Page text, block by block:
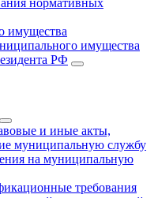
нормативных
имущества
имущества
РФ
и иные акты,
муниципальную службу
на муниципальную
требования